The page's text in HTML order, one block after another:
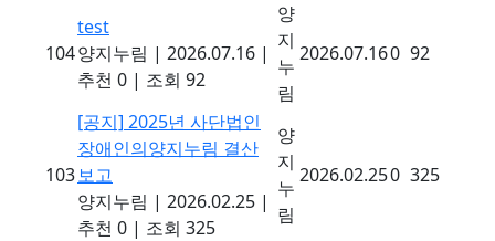
104
test
양지누림 | 2026.07.16 |
추천 0 | 조회 92
양
지
누
림
2026.07.160 92
103
[공지] 2025년 사단법인
장애인의양지누림 결산
보고
양지누림 | 2026.02.25 |
추천 0 | 조회 325
양
지
누
림
2026.02.250 325